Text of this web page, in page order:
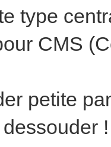
type
CMS
petite
!